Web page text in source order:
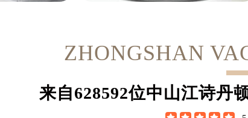
波菲里奥·琼斯
是中山江诗丹顿维修服务中心
(中山江诗丹顿维修保养中心)
ZHONGSHAN
来自628592位中山江诗丹